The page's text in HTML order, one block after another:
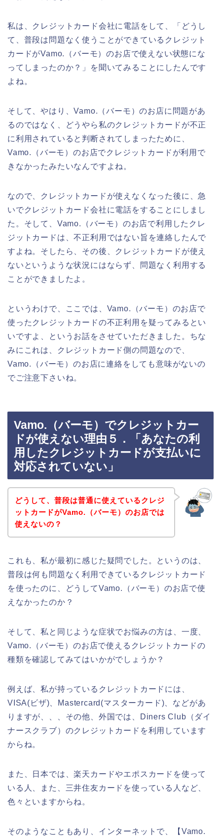
私は、クレジットカード会社に電話をして、「どうし
て、普段は問題なく使うことができているクレジット
カードがVamo.（バーモ）のお店で使えない状態にな
ってしまったのか？」を聞いてみることにしたんです
よね。
そして、やはり、Vamo.（バーモ）のお店に問題があ
るのではなく、どうやら私のクレジットカードが不正
に利用されていると判断されてしまったために、
Vamo.（バーモ）のお店でクレジットカードが利用で
きなかったみたいなんですよね。
なので、クレジットカードが使えなくなった後に、急
いでクレジットカード会社に電話をすることにしまし
た。そして、Vamo.（バーモ）のお店で利用したクレ
ジットカードは、不正利用ではない旨を連絡したんで
すよね。そしたら、その後、クレジットカードが使え
ないというような状況にはならず、問題なく利用する
ことができましたよ。
というわけで、ここでは、Vamo.（バーモ）のお店で
使ったクレジットカードの不正利用を疑ってみるとい
いですよ、というお話をさせていただきました。ちな
みにこれは、クレジットカード側の問題なので、
Vamo.（バーモ）のお店に連絡をしても意味がないの
でご注意下さいね。
Vamo.（バーモ）でクレジットカー
ドが使えない理由５．「あなたの利
用したクレジットカードが支払いに
対応されていない」
どうして、普段は普通に使えているクレジ
ットカードがVamo.（バーモ）のお店では
使えないの？
これも、私が最初に感じた疑問でした。というのは、
普段は何も問題なく利用できているクレジットカード
を使ったのに、どうしてVamo.（バーモ）のお店で使
えなかったのか？
そして、私と同じような症状でお悩みの方は、一度、
Vamo.（バーモ）のお店で使えるクレジットカードの
種類を確認してみてはいかがでしょうか？
例えば、私が持っているクレジットカードには、
VISA(ビザ)、Mastercard(マスターカード)、などがあ
りますが、、、その他、外国では、Diners Club（ダイ
ナースクラブ）のクレジットカードを利用しています
からね。
また、日本では、楽天カードやエポスカードを使って
いる人、また、三井住友カードを使っている人など、
色々といますからね。
そのようなこともあり、インターネットで、【Vamo.